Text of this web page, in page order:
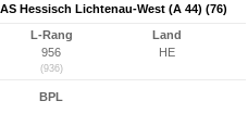
Hessisch Lichtenau-West (A 44) (76)
L-Rang
956
(936)
Land
HE
BPL